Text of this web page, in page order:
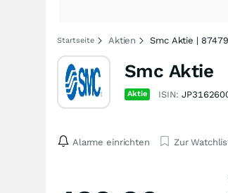
Startseite Aktien Smc Aktie |
Smc Aktie
Aktie ISIN:
Alarme einrichten Zur